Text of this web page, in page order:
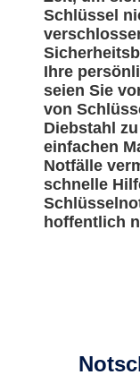
Schlüssel
Ihre
seien Sie
von
Diebstahl
einfachen
Notfälle
schnelle
hoffentlich